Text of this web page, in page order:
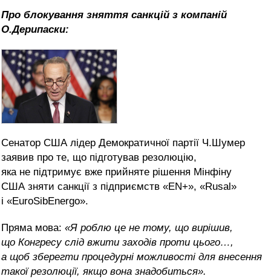
Про блокування зняття санкцій з компаній
О.Дерипаски:
Сенатор США лідер Демократичної партії Ч.Шумер
заявив про те, що підготував резолюцію,
яка не підтримує вже прийняте рішення Мінфіну
США зняти санкції з підприємств «EN+», «Rusal»
і «EuroSibEnergo».
Пряма мова: «Я роблю це не тому, що вирішив,
що Конгресу слід вжити заходів проти цього…,
а щоб зберегти процедурні можливості для внесення
такої резолюції, якщо вона знадобиться».